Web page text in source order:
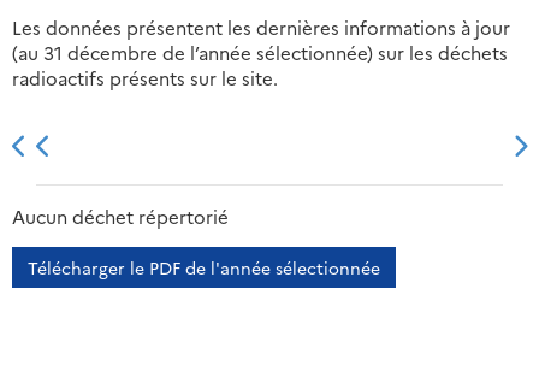
Les données présentent les dernières informations à jour
(au 31 décembre de l’année sélectionnée) sur les déchets
radioactifs présents sur le site.
2013 2014
Aucun déchet répertorié
Télécharger le PDF de l'année sélectionnée